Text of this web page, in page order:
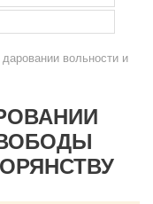
вольности и